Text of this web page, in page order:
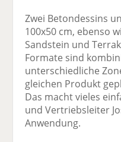
Zwei Betondessins
100x50 cm, ebenso
Sandstein und
Formate sind
unterschiedliche
gleichen Produkt
Das macht vieles
und Vertriebsleiter
Anwendung.